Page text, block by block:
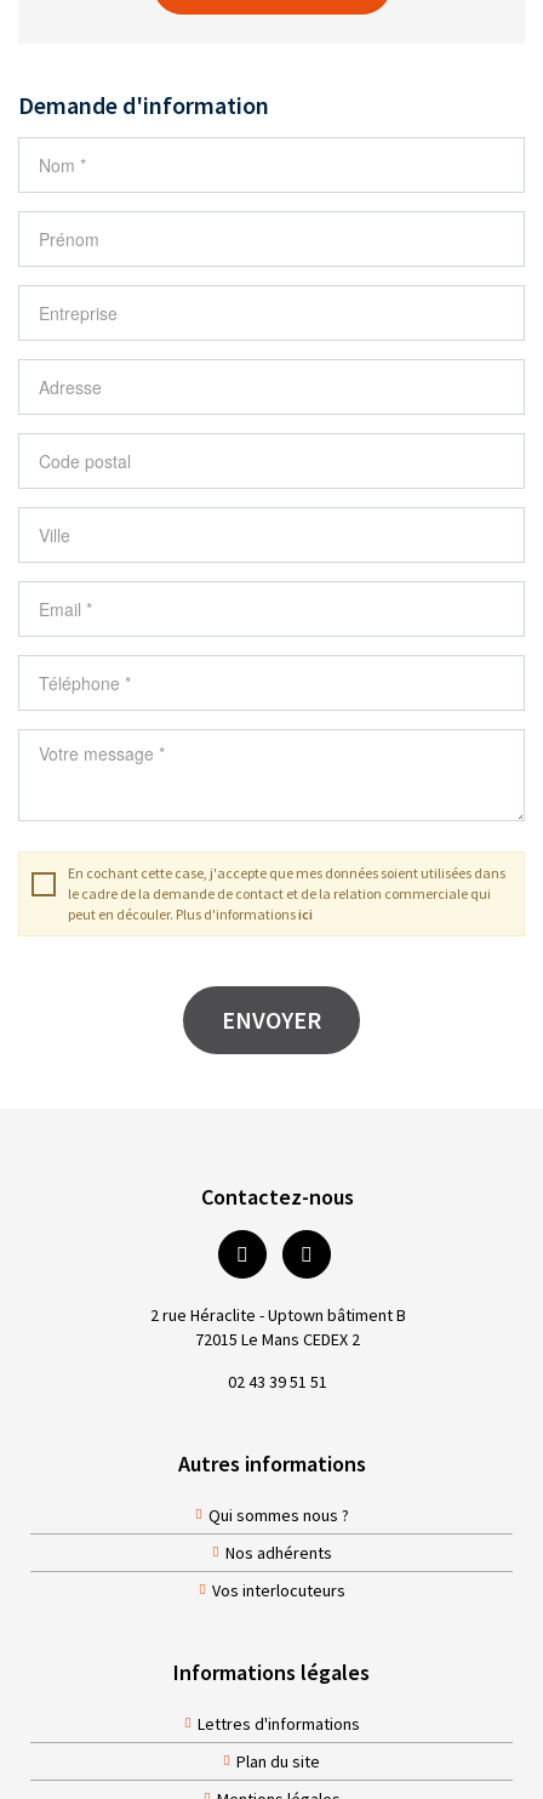
Demande d'information
En cochant cette case, j'accepte que mes données soient utilisées dans
le cadre de la demande de contact et de la relation commerciale qui
peut en découler. Plus d'informationsici
Contactez-nous
2 rue Héraclite - Uptown bâtiment B
72015 Le Mans CEDEX 2
02 43 39 51 51
Autres informations
Qui sommes nous ?
Nos adhérents
Vos interlocuteurs
Informations légales
Lettres d'informations
Plan du site